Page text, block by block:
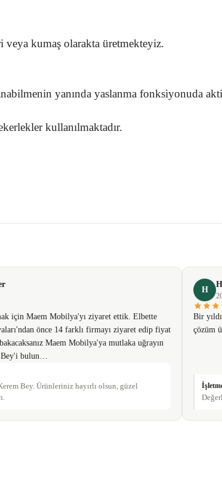
kumaş olarakta üretmekteyiz.
yanında yaslanma fonksiyonuda
kullanılmaktadır.
Yorum Yaz
için Maem Mobilya'yı ziyaret ettik. Elbette
önce 14 farklı firmayı ziyaret edip fiyat
Maem Mobilya'ya mutlaka uğrayın
Bey'i bulun…
Bey. Ürünleriniz hayırlı olsun, güzel
H
Bir
çözüm